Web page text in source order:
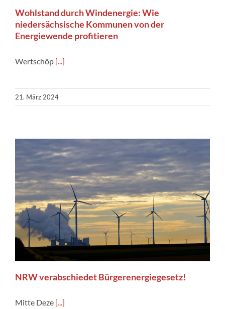
Wohlstand durch Windenergie: Wie
niedersächsische Kommunen von der
Energiewende profitieren
Wertschöp [...]
21. März 2024
NRW verabschiedet Bürgerenergiegesetz!
Mitte Deze [...]